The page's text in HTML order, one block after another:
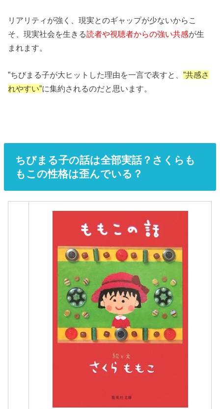
リアリティが強く、現実とのギャップが少ないからこ
そ、現実社会を生きる読者や視聴者からの強い共感が生
まれます。
”ちびまる子が大ヒットした理由を一言で表すと、”共感さ
れやすい”に集約されるのだと思います。
ちびまる子の話は全部実話？さくらも
もこの性格は歪んでいる？